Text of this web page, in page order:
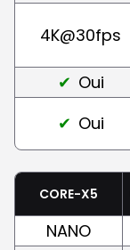
4K@30fps
Oui
Oui
CORE-X5
NANO